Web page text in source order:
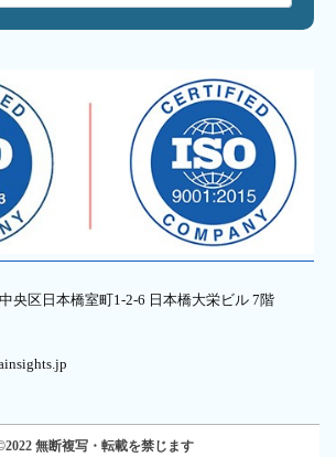
央区日本橋室町1-2-6 日本橋大栄ビル 7階
無断複写・転載を禁じます